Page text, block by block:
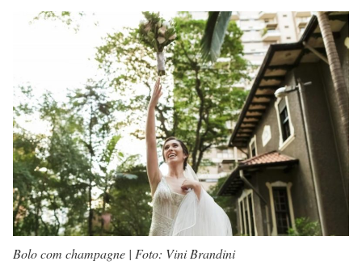
Bolo com champagne | Foto: Vini Brandini